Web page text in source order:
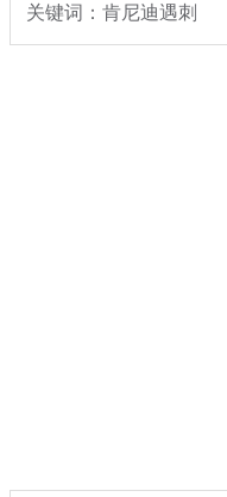
关键词：肯尼迪遇刺